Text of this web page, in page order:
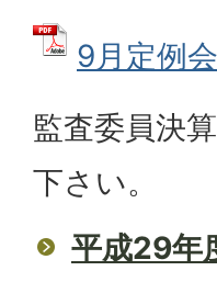
9月定例
監査委員決
下さい。
平成29年